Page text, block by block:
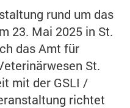
rund um das
23. Mai 2025 in St.
das Amt für
St.
mit der GSLI /
richtet